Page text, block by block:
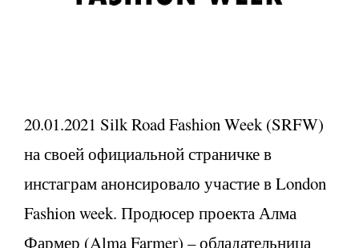
20.01.2021 Silk Road Fashion Week (SRFW)
на своей официальной страничке в
инстаграм анонсировало участие в London
Fashion week. Продюсер проекта Алма
Фармер (Alma Farmer) – обладательница